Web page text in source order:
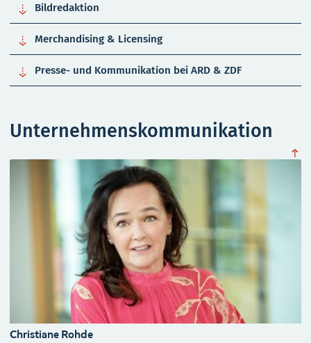
 Bildredaktion
 Merchandising & Licensing
 Presse- und Kommunikation bei ARD & ZDF
Unternehmenskommunikation
Christiane Rohde